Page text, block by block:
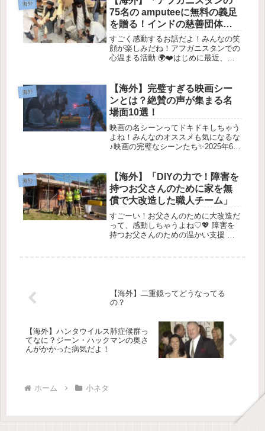
学校をサボったり—😳。でも、メイ
ン...
海外
75名の amputeeに無料の義足
を贈る！インドの慈善団体が
感動の支援活動を実施」
すごく感動するお話だよ！みんなの笑
顔が楽しみだね！アフガニスタンでの
心温まる活動 🌍❤️はじめに最近、ア
動してるんだよ！🇦🇫✨今回は、イン
ドの慈善団体がアフガニスタンで行
っ...
海外
【海外】完璧すぎる映画シー
ンとは？絶賛の声が集まる名
場面10選！
映画の名シーンってドキドキしちゃう
よね！みんなのオススメも気になるな
♪映画の完璧なシーンたち✨2025年6月
呼ぶシーン、何度観ても印象に残る瞬
間。それを最近、映...
海外
【海外】「DIYの力で！障害を
持つお父さんのために家を無
償で大改造した職人チーム」
すごーい！お父さんのために大改造だ
って、感動しちゃうよね♡💖 障害を
持つお父さんのための温かい支援 💖
【海外】二重鏡ってどうなってる
の？
【海外】ハンタウイルス肺症候群っ
てなに？ジーン・ハックマンの奥さ
んがかかった病気だよ！
ホーム 小ネタ